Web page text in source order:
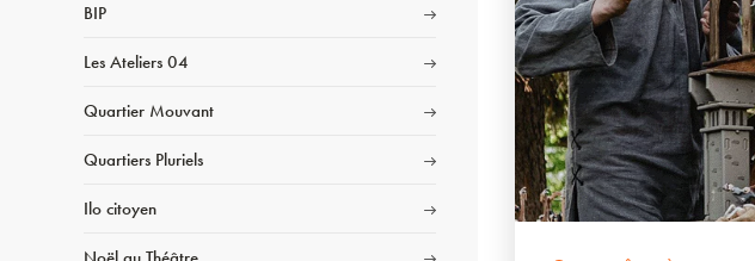
BIP
Les Ateliers 04
Quartier Mouvant
Quartiers Pluriels
Ilo citoyen